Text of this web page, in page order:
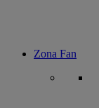
Zona Fan